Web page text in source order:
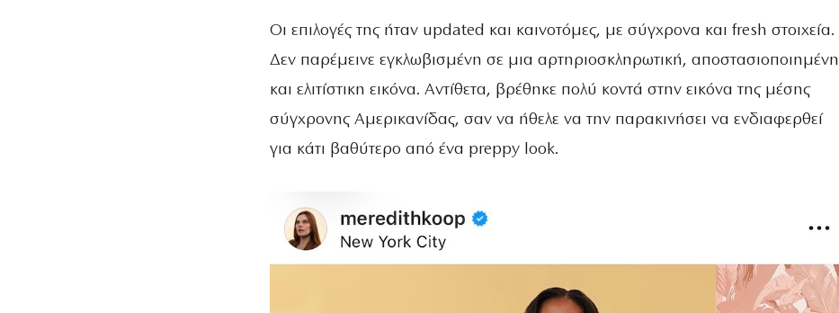
Οι επιλογές της ήταν updated και καινοτόμες, με σύγχρονα και fresh στοιχεία.
Δεν παρέμεινε εγκλωβισμένη σε μια αρτηριοσκληρωτική, αποστασιοποιημένη
και ελιτίστικη εικόνα. Αντίθετα, βρέθηκε πολύ κοντά στην εικόνα της μέσης
σύγχρονης Αμερικανίδας, σαν να ήθελε να την παρακινήσει να ενδιαφερθεί
για κάτι βαθύτερο από ένα preppy look.